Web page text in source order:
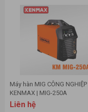
Máy hàn MIG CÔNG NGHIỆP
KENMAX | MIG-250A
Liên hệ